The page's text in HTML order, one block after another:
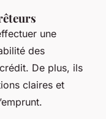
une
des
De plus, ils
claires et